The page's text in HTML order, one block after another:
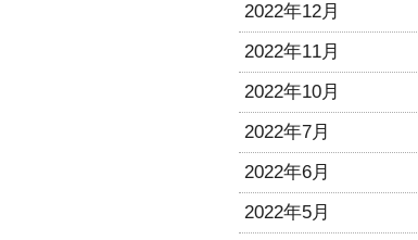
2022年12月
2022年11月
2022年10月
2022年7月
2022年6月
2022年5月